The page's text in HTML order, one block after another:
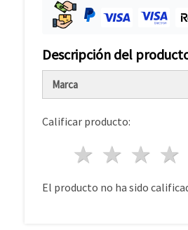
Descripción del
Marca
Calificar producto:
3
2
1
El producto no ha sido